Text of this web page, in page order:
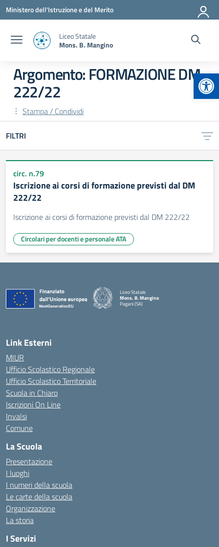
Vai ai contenuti
Vai al menu di navigazione
Vai al footer
Ministero dell'Istruzione e del Merito
Liceo Statale
Mons. B. Mangino
Argomento: FORMAZIONE DM
222/22
Stampa / Condividi
FILTRI
circ. n.79
Iscrizione ai corsi di formazione previsti dal DM
222/22
Iscrizione ai corsi di formazione previsti dal DM 222/22
Circolari per docenti e personale ATA
Liceo Statale
Mons. B. Mangino
Pagani (SA)
— Visita la pagina iniziale della scuola
Link Esterni
MIUR
Ufficio Scolastico Regionale
Ufficio Scolastico Territoriale
Scuola in Chiaro
Iscrizioni On Line
Invalsi
Comune
La Scuola
Presentazione
I luoghi
I numeri della scuola
Le carte della scuola
Organizzazione
La storia
I Servizi